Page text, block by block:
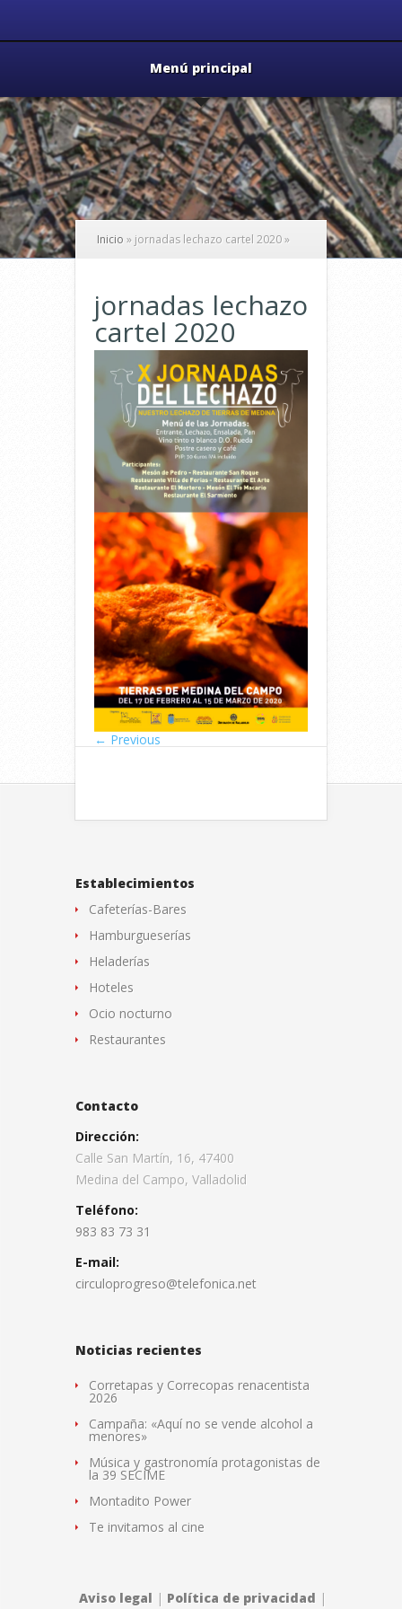
Menú principal
Inicio » jornadas lechazo cartel 2020»
jornadas lechazo
cartel 2020
← Previous
Establecimientos
Cafeterías-Bares
Hamburgueserías
Heladerías
Hoteles
Ocio nocturno
Restaurantes
Contacto
Dirección:
Calle San Martín, 16, 47400
Medina del Campo, Valladolid
Teléfono:
983 83 73 31
E-mail:
circuloprogreso@telefonica.net
Noticias recientes
Corretapas y Correcopas renacentista
2026
Campaña: «Aquí no se vende alcohol a
menores»
Música y gastronomía protagonistas de
la 39 SECIME
Montadito Power
Te invitamos al cine
Aviso legal | Política de privacidad |